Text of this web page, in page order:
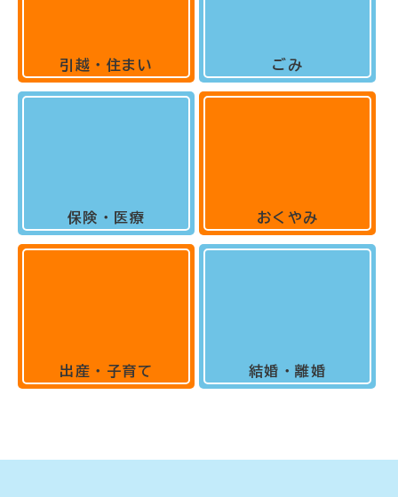
引越・住まい
保険・医療
出産・子育て
ごみ
おくやみ
結婚・離婚